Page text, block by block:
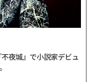
夜城』で小説家デビュ